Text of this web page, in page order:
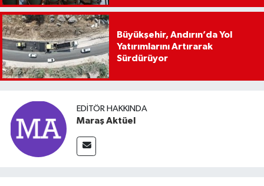
Büyükşehir, Andırın’da Yol
Yatırımlarını Artırarak
Sürdürüyor
EDITÖR HAKKINDA
Maraş Aktüel